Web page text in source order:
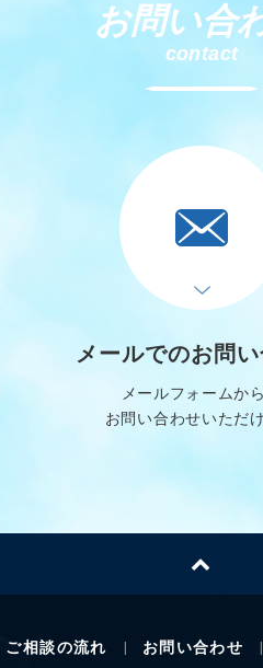
お問い合
contact
メールでのお問
メールフォームか
お問い合わせいただ
ご相談の流れ お問い合わせ